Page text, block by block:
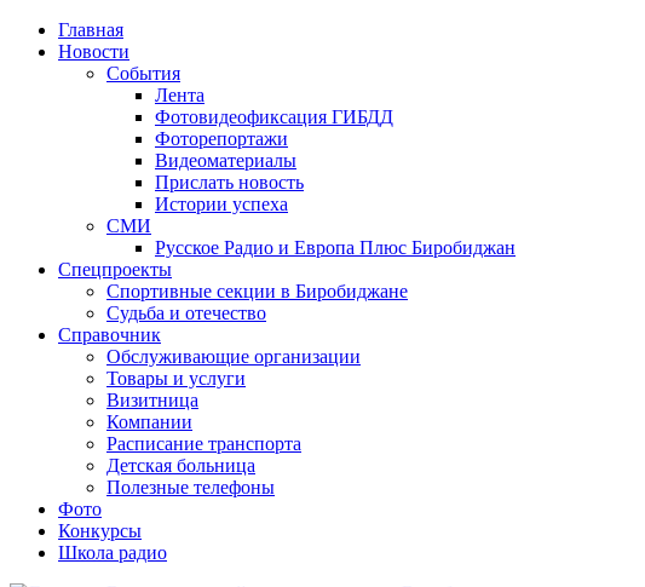
Главная
Новости
События
Лента
Фотовидеофиксация ГИБДД
Фоторепортажи
Видеоматериалы
Прислать новость
Истории успеха
СМИ
Русское Радио и Европа Плюс Биробиджан
Спецпроекты
Спортивные секции в Биробиджане
Судьба и отечество
Справочник
Обслуживающие организации
Товары и услуги
Визитница
Компании
Расписание транспорта
Детская больница
Полезные телефоны
Фото
Конкурсы
Школа радио